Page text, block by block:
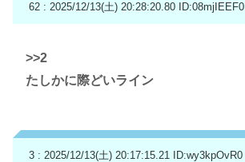
62 : 2025/12/13(土) 20:28:20.80 ID:08mjIEEF0
>>2
たしかに際どいライン
3 : 2025/12/13(土) 20:17:15.21 ID:wy3kpOvR0